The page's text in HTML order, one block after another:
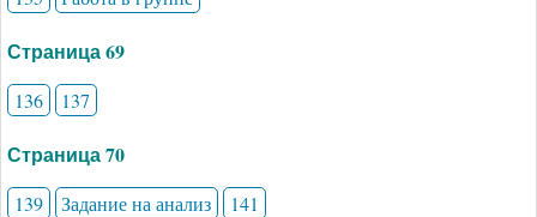
Страница 69
136 137
Страница 70
139 Задание на анализ 141